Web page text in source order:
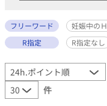
フリーワード
妊娠中のＨ
R指定
R指定なし
件